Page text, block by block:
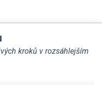
kroků v rozsáhlejším